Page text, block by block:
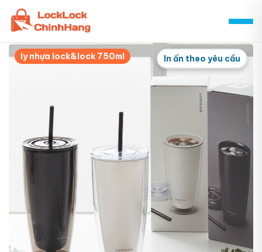
Skip
content
ly nhựa lock&lock 750ml In ấn theo yêu cầu